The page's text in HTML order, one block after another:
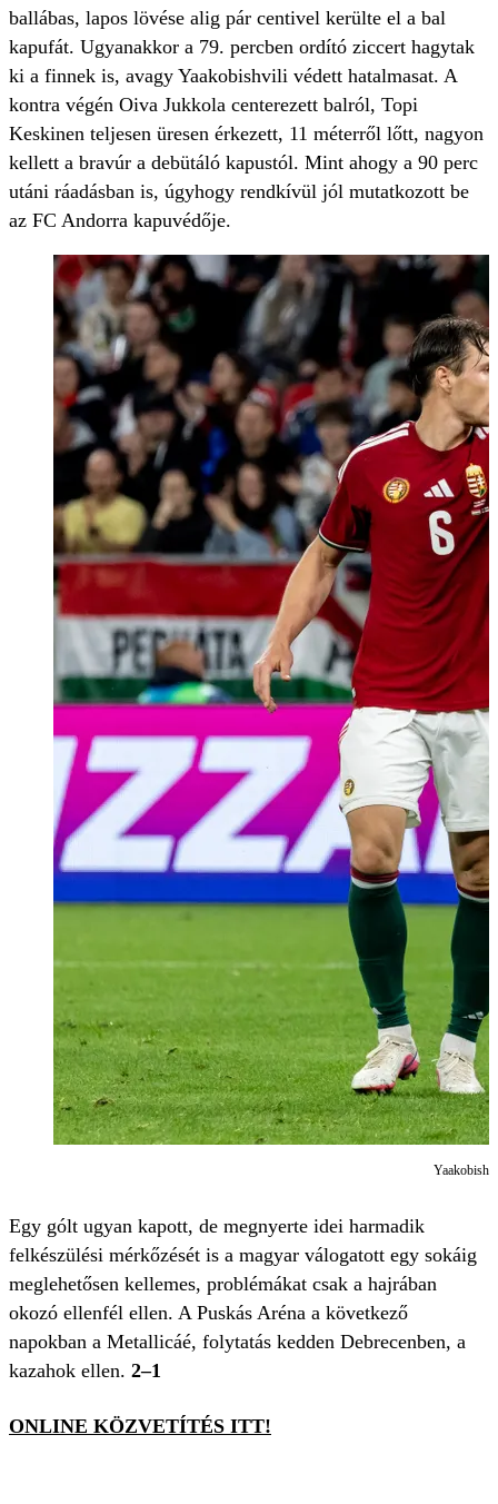
ballábas, lapos lövése alig pár centivel kerülte el a bal
kapufát. Ugyanakkor a 79. percben ordító ziccert hagytak
ki a finnek is, avagy Yaakobishvili védett hatalmasat. A
kontra végén Oiva Jukkola centerezett balról, Topi
Keskinen teljesen üresen érkezett, 11 méterről lőtt, nagyon
kellett a bravúr a debütáló kapustól. Mint ahogy a 90 perc
utáni ráadásban is, úgyhogy rendkívül jól mutatkozott be
az FC Andorra kapuvédője.
Egy gólt ugyan kapott, de megnyerte idei harmadik
felkészülési mérkőzését is a magyar válogatott egy sokáig
meglehetősen kellemes, problémákat csak a hajrában
okozó ellenfél ellen. A Puskás Aréna a következő
napokban a Metallicáé, folytatás kedden Debrecenben, a
kazahok ellen. 2–1
ONLINE KÖZVETÍTÉS ITT!